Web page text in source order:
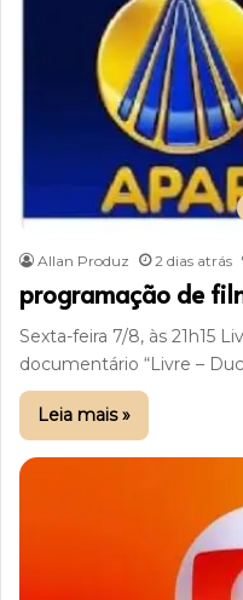
Allan Produz 2 dias atrás
programação de
Sexta-feira 7/8, às 21h15
documentário “Livre –
Leia mais »